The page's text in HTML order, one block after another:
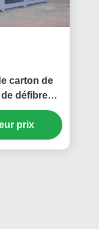
carton de
défibreur
prix